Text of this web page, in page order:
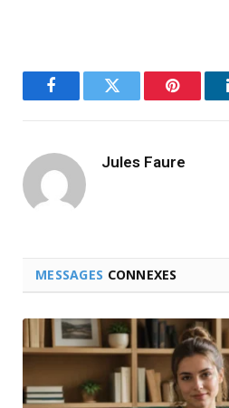
FacebookTwitter Pinterest
Jules Faure
MESSAGES CONNEXES